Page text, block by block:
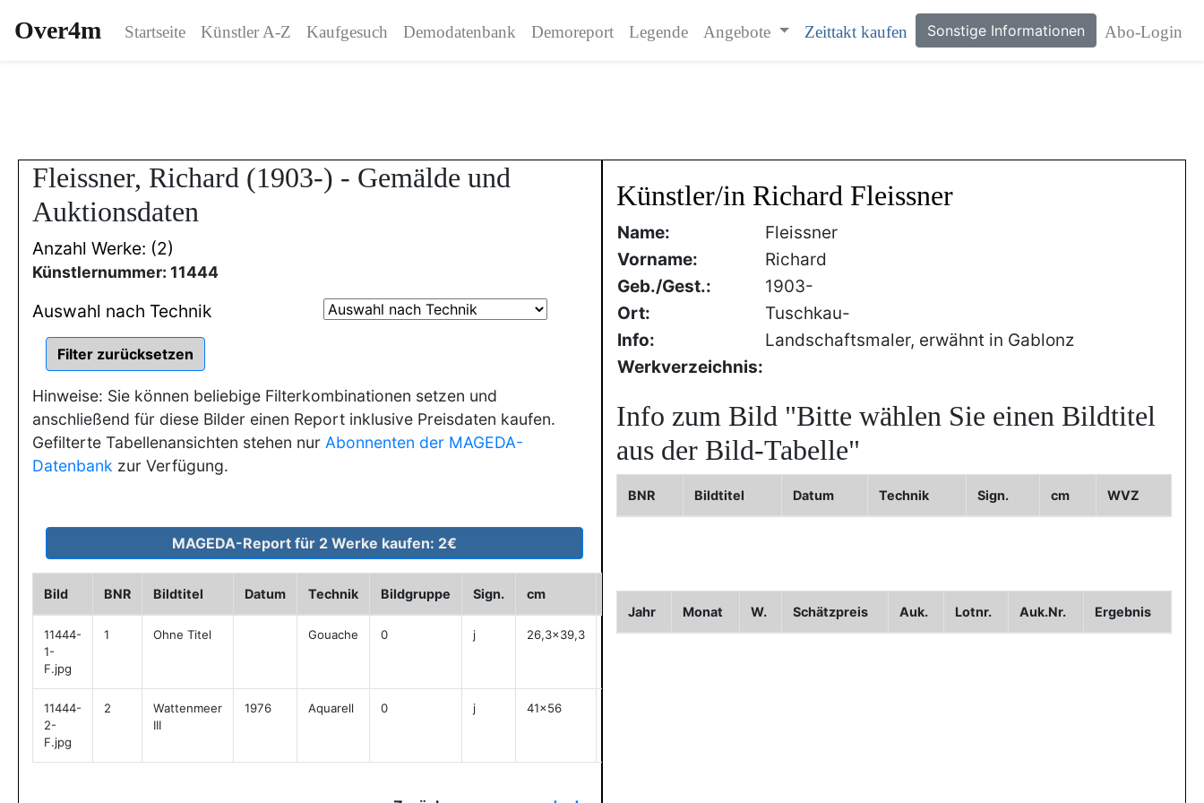
Over4m Startseite Künstler A-Z Kaufgesuch Demodatenbank Demoreport Legende Angebote Zeittakt kaufen Sonstige Informationen Abo-Login
Fleissner, Richard (1903-) - Gemälde und
Auktionsdaten
Anzahl Werke: (2)
Künstlernummer: 11444
Auswahl nach Technik
Hinweise: Sie können beliebige Filterkombinationen setzen und
anschließend für diese Bilder einen Report inklusive Preisdaten kaufen.
Gefilterte Tabellenansichten stehen nur Abonnenten der MAGEDA-
Datenbank zur Verfügung.
Bild BNR Bildtitel Datum Technik Bildgruppe Sign. cm Historie WVZ Bild2 Bild3
11444-
1-
F.jpg
1 Ohne Titel Gouache 0 j
26,3x39,3
11444-
2-
F.jpg
2
Wattenmeer
III
1976 Aquarell 0 j
41x56
Künstler/in Richard Fleissner
Name:
Fleissner
Vorname:
Richard
Geb./Gest.:
1903-
Ort:
Tuschkau-
Info:
Landschaftsmaler, erwähnt in Gablonz
Werkverzeichnis:
Info zum Bild "Bitte wählen Sie einen Bildtitel
aus der Bild-Tabelle"
BNR Bildtitel Datum Technik Sign. cm WVZ
Jahr Monat W. Schätzpreis Auk. Lotnr. Auk.Nr. Ergebnis